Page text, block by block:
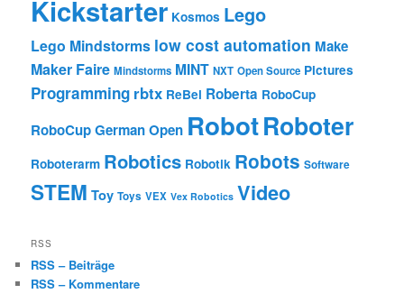
Kickstarter Kosmos Lego
Lego Mindstorms low cost automation Make
Maker Faire Mindstorms MINT NXT Open Source Pictures
Programming rbtx ReBel Roberta RoboCup
RoboCup German Open RobotRoboter
Roboterarm Robotics Robotik Robots Software
STEM Toy Toys VEX Vex Robotics Video
RSS
RSS – Beiträge
RSS – Kommentare